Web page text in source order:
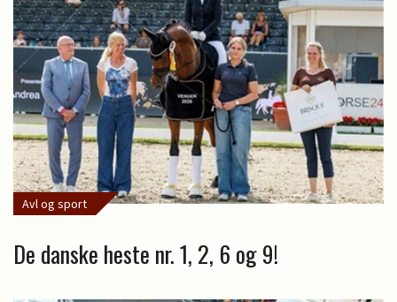
Avl og sport
De danske heste nr. 1, 2, 6 og 9!